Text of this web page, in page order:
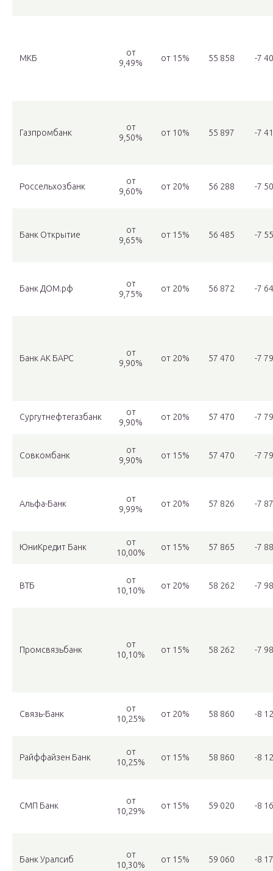
МКБ
от
9,49%
от 15% 55 858 -7
Газпромбанк
от
9,50%
от 10% 55 897 -7
Россельхозбанк
от
9,60%
от 20% 56 288 -7
Банк Открытие
от
9,65%
от 15% 56 485 -7
Банк ДОМ.рф
от
9,75%
от 20% 56 872 -7
Банк АК БАРС
от
9,90%
от 20% 57 470 -7
Сургутнефтегазбанк
от
9,90%
от 20% 57 470 -7
Совкомбанк
от
9,90%
от 15% 57 470 -7
Альфа-Банк
от
9,99%
от 20% 57 826 -7
ЮниКредит Банк
от
10,00%
от 15% 57 865 -7
ВТБ
от
10,10%
от 20% 58 262 -7
Промсвязьбанк
от
10,10%
от 15% 58 262 -7
Связь-Банк
от
10,25%
от 20% 58 860 -8
Райффайзен Банк
от
10,25%
от 15% 58 860 -8
СМП Банк
от
10,29%
от 15% 59 020 -8
Банк Уралсиб
от
10,30%
от 15% 59 060 -8